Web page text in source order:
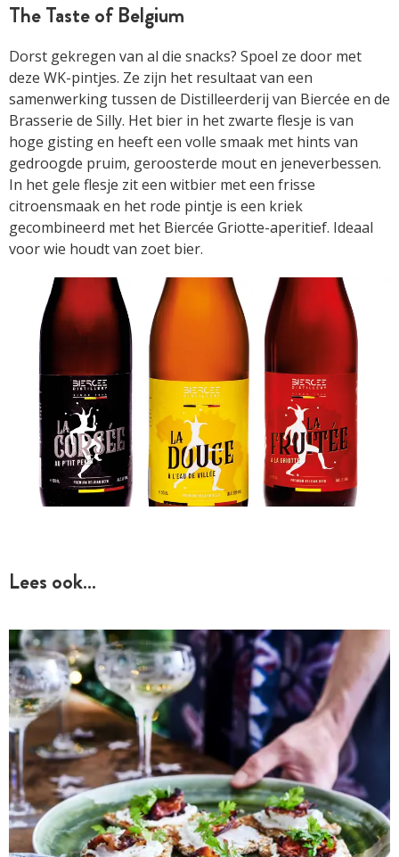
The Taste of Belgium
Dorst gekregen van al die snacks? Spoel ze door met
deze WK-pintjes. Ze zijn het resultaat van een
samenwerking tussen de Distilleerderij van Biercée en de
Brasserie de Silly. Het bier in het zwarte flesje is van
hoge gisting en heeft een volle smaak met hints van
gedroogde pruim, geroosterde mout en jeneverbessen.
In het gele flesje zit een witbier met een frisse
citroensmaak en het rode pintje is een kriek
gecombineerd met het Biercée Griotte-aperitief. Ideaal
voor wie houdt van zoet bier.
Lees ook…